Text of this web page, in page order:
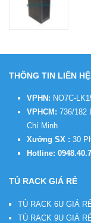
THÔNG TIN LIÊN
VPHN: NO7C-
VPHCM: 736/182
Chí Minh
Xưởng SX : 30
Hotline:
TỦ RACK GIÁ RẺ
TỦ RACK 6U GIÁ
TỦ RACK 9U GIÁ